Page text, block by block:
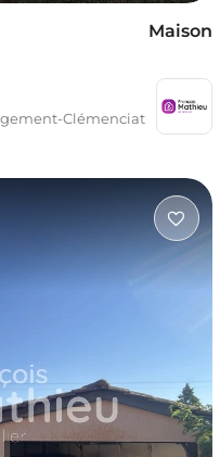
Maison
Clémenciat